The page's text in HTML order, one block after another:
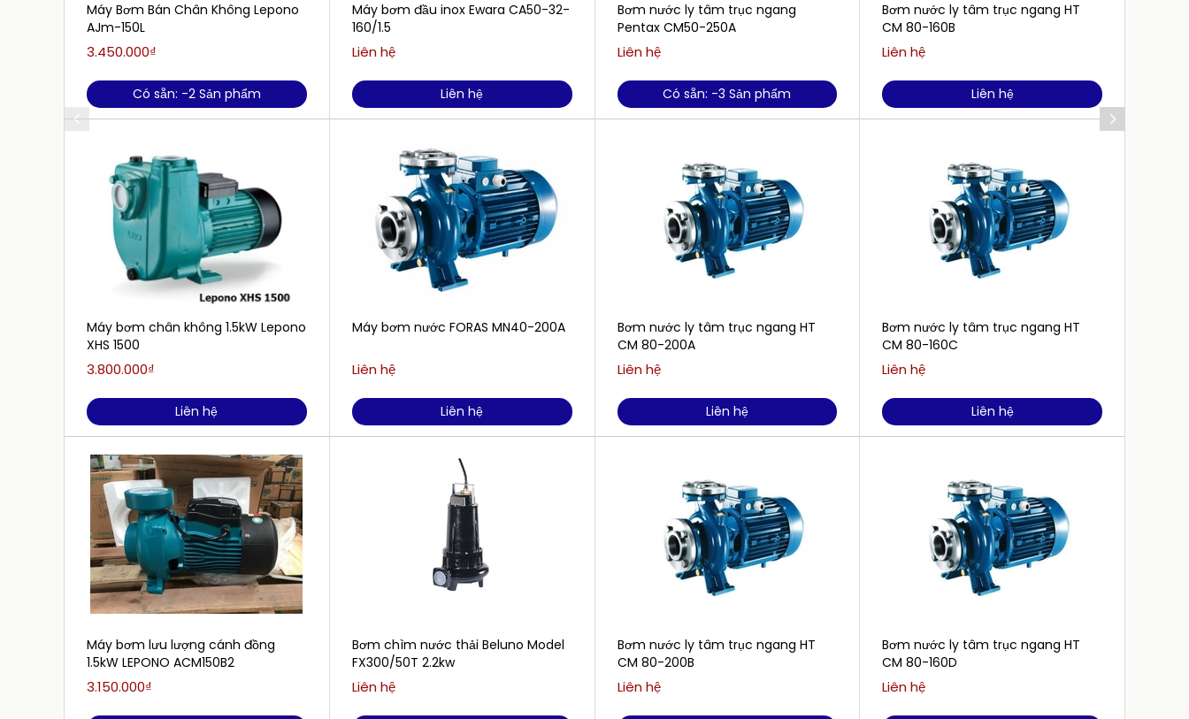
Máy Bơm Bán Chân Không Lepono
AJm-150L
3.450.000₫
Có sẵn: -2 Sản phẩm
Máy bơm chân không 1.5kW Lepono
XHS 1500
3.800.000₫
Liên hệ
Máy bơm lưu lượng cánh đồng
1.5kW LEPONO ACM150B2
3.150.000₫
Máy bơm đầu inox Ewara CA50-32-
160/1.5
Liên hệ
Liên hệ
Máy bơm nước FORAS MN40-200A
Liên hệ
Liên hệ
Bơm chìm nước thải Beluno Model
FX300/50T 2.2kw
Liên hệ
Bơm nước ly tâm trục ngang
Pentax CM50-250A
Liên hệ
Có sẵn: -3 Sản phẩm
Bơm nước ly tâm trục ngang HT
CM 80-200A
Liên hệ
Liên hệ
Bơm nước ly tâm trục ngang HT
CM 80-200B
Liên hệ
Bơm nước ly tâm trục ngang HT
CM 80-160B
Liên hệ
Liên hệ
Bơm nước ly tâm trục ngang HT
CM 80-160C
Liên hệ
Liên hệ
Bơm nước ly tâm trục ngang HT
CM 80-160D
Liên hệ